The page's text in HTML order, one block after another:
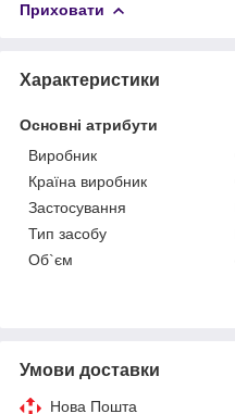
Приховати
Характеристики
Основні атрибути
Виробник
Країна виробник
Застосування
Тип засобу
Об`єм
Умови доставки
Нова Пошта